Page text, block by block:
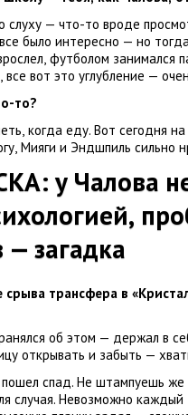
— что-то вроде
было интересно — но
, футболом занимался
, все вот это углубление —
то?
, когда еду. Вот сегодня
, Мияги и Эндшпиль сильно
у Чалова
,
загадка
трансфера в
об этом — держал в
открывать и забыть —
пошел спад. Не штампуешь
случая. Невозможно каждый